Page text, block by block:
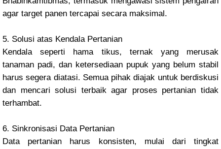
agar target panen tercapai secara maksimal.
5. Solusi atas Kendala Pertanian
Kendala seperti hama tikus, ternak yang merusak
tanaman padi, dan ketersediaan pupuk yang belum stabil
harus segera diatasi. Semua pihak diajak untuk berdiskusi
dan mencari solusi terbaik agar proses pertanian tidak
terhambat.
6. Sinkronisasi Data Pertanian
Data pertanian harus konsisten, mulai dari tingkat